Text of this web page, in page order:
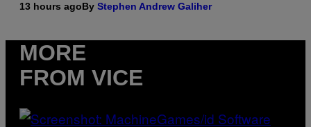
13 hours agoBy Stephen Andrew Galiher
MORE
FROM VICE